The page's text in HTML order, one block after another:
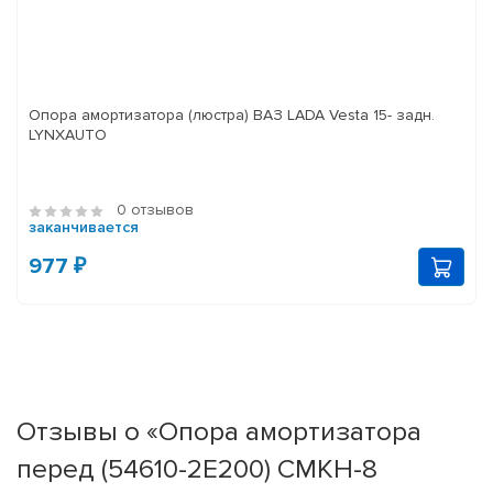
Опора амортизатора (люстра) ВАЗ LADA Vesta 15- задн.
LYNXAUTO
0 отзывов
заканчивается
977 ₽
Отзывы о «Опора амортизатора
перед (54610-2E200) CMKH-8